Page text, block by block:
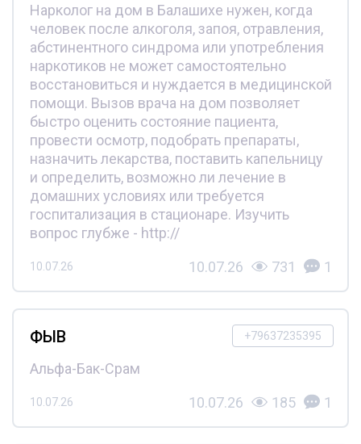
Нарколог на дом в Балашихе нужен, когда
человек после алкоголя, запоя, отравления,
абстинентного синдрома или употребления
наркотиков не может самостоятельно
восстановиться и нуждается в медицинской
помощи. Вызов врача на дом позволяет
быстро оценить состояние пациента,
провести осмотр, подобрать препараты,
назначить лекарства, поставить капельницу
и определить, возможно ли лечение в
домашних условиях или требуется
госпитализация в стационаре. Изучить
вопрос глубже - http://
10.07.26 10.07.26 731 1
+79637235395
ФЫВ
Альфа-Бак-Срам
10.07.26 10.07.26 185 1